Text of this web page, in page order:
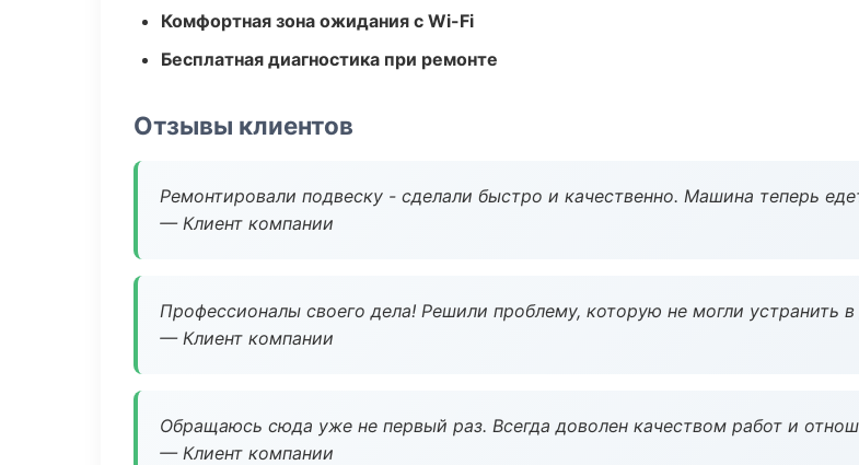
Комфортная зона ожидания с Wi-Fi
Бесплатная диагностика при ремонте
Отзывы клиентов
Ремонтировали подвеску - сделали быстро и качественно. Машина теперь
— Клиент компании
Профессионалы своего дела! Решили проблему, которую не могли устранить в
— Клиент компании
Обращаюсь сюда уже не первый раз. Всегда доволен качеством работ и
— Клиент компании